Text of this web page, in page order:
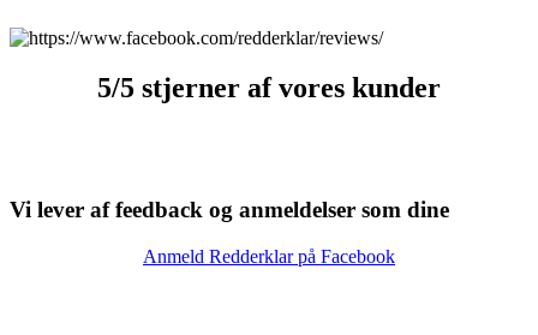
5/5 stjerner af vores kunder
Vi lever af feedback og anmeldelser som dine
Anmeld Redderklar på Facebook